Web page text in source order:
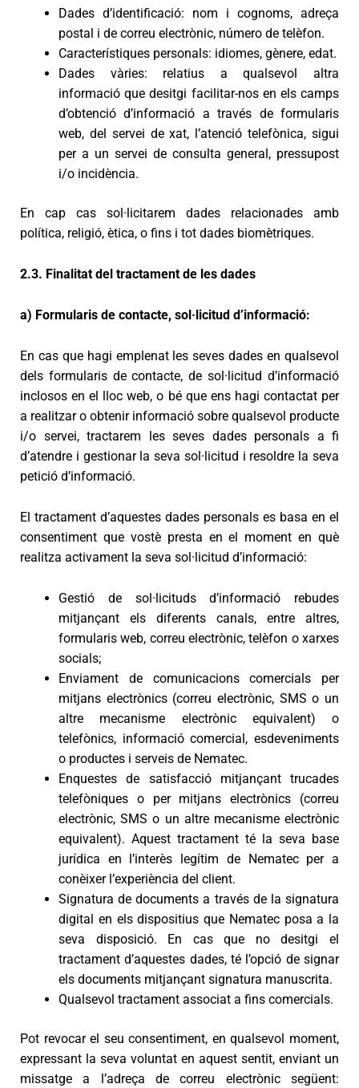
Dades d’identificació: nom i cognoms, adreça
postal i de correu electrònic, número de telèfon.
Característiques personals: idiomes, gènere, edat.
Dades vàries: relatius a qualsevol altra
informació que desitgi facilitar-nos en els camps
d’obtenció d’informació a través de formularis
web, del servei de xat, l’atenció telefònica, sigui
per a un servei de consulta general, pressupost
i/o incidència.
En cap cas sol·licitarem dades relacionades amb
política, religió, ètica, o fins i tot dades biomètriques.
2.3. Finalitat del tractament de les dades
a) Formularis de contacte, sol·licitud d’informació:
En cas que hagi emplenat les seves dades en qualsevol
dels formularis de contacte, de sol·licitud d’informació
inclosos en el lloc web, o bé que ens hagi contactat per
a realitzar o obtenir informació sobre qualsevol producte
i/o servei, tractarem les seves dades personals a fi
d’atendre i gestionar la seva sol·licitud i resoldre la seva
petició d’informació.
El tractament d’aquestes dades personals es basa en el
consentiment que vostè presta en el moment en què
realitza activament la seva sol·licitud d’informació:
Gestió de sol·licituds d’informació rebudes
mitjançant els diferents canals, entre altres,
formularis web, correu electrònic, telèfon o xarxes
socials;
Enviament de comunicacions comercials per
mitjans electrònics (correu electrònic, SMS o un
altre mecanisme electrònic equivalent) o
telefònics, informació comercial, esdeveniments
o productes i serveis de Nematec.
Enquestes de satisfacció mitjançant trucades
telefòniques o per mitjans electrònics (correu
electrònic, SMS o un altre mecanisme electrònic
equivalent). Aquest tractament té la seva base
jurídica en l’interès legítim de Nematec per a
conèixer l’experiència del client.
Signatura de documents a través de la signatura
digital en els dispositius que Nematec posa a la
seva disposició. En cas que no desitgi el
tractament d’aquestes dades, té l’opció de signar
els documents mitjançant signatura manuscrita.
Qualsevol tractament associat a fins comercials.
Pot revocar el seu consentiment, en qualsevol moment,
expressant la seva voluntat en aquest sentit, enviant un
missatge a l’adreça de correu electrònic següent: